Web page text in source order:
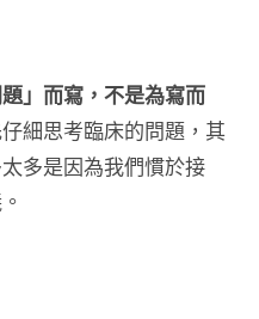
」而寫，不是為寫而
細思考臨床的問題，其
多是因為我們慣於接